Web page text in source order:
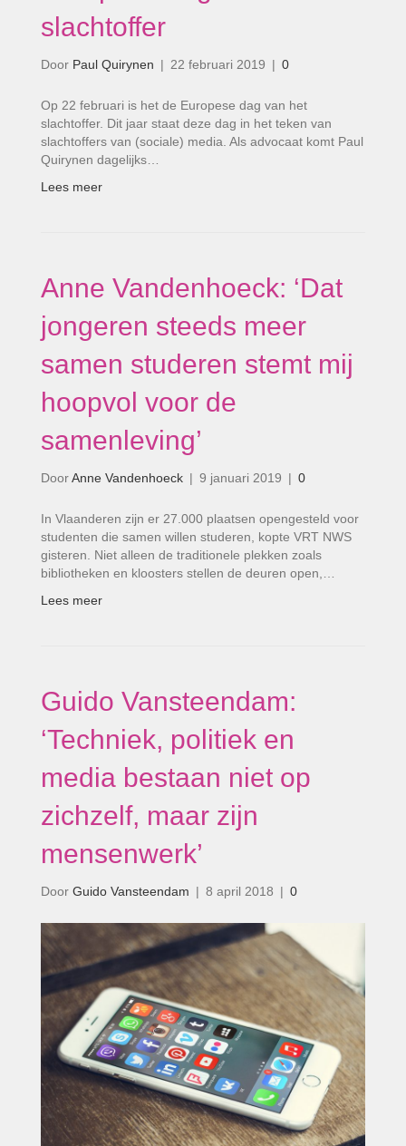
slachtoffer
Door Paul Quirynen | 22 februari 2019 | 0
Op 22 februari is het de Europese dag van het
slachtoffer. Dit jaar staat deze dag in het teken van
slachtoffers van (sociale) media. Als advocaat komt Paul
Quirynen dagelijks…
Lees meer
Anne Vandenhoeck: ‘Dat
jongeren steeds meer
samen studeren stemt mij
hoopvol voor de
samenleving’
DoorAnne Vandenhoeck | 9 januari 2019 | 0
In Vlaanderen zijn er 27.000 plaatsen opengesteld voor
studenten die samen willen studeren, kopte VRT NWS
gisteren. Niet alleen de traditionele plekken zoals
bibliotheken en kloosters stellen de deuren open,…
Lees meer
Guido Vansteendam:
‘Techniek, politiek en
media bestaan niet op
zichzelf, maar zijn
mensenwerk’
Door Guido Vansteendam | 8 april 2018 | 0